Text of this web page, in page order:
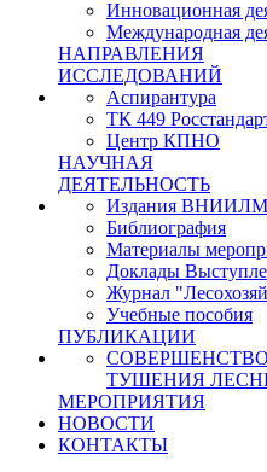
Инновационная
Международная
НАПРАВЛЕНИЯ
ИССЛЕДОВАНИЙ
Аспирантура
ТК 449
Центр КПНО
НАУЧНАЯ
ДЕЯТЕЛЬНОСТЬ
Издания ВНИИЛМ
Библиография
Материалы
Доклады
Журнал
Учебные пособия
ПУБЛИКАЦИИ
ТУШЕНИЯ
МЕРОПРИЯТИЯ
НОВОСТИ
КОНТАКТЫ